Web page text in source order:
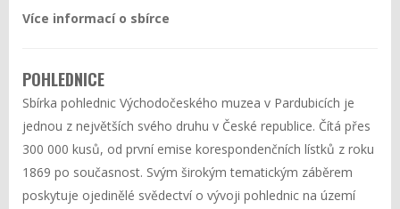
Více informací o sbírce
POHLEDNICE
Sbírka pohlednic Východočeského muzea v Pardubicích je
jednou z největších svého druhu v České republice. Čítá přes
300 000 kusů, od první emise korespondenčních lístků z roku
1869 po současnost. Svým širokým tematickým záběrem
poskytuje ojedinělé svědectví o vývoji pohlednic na území